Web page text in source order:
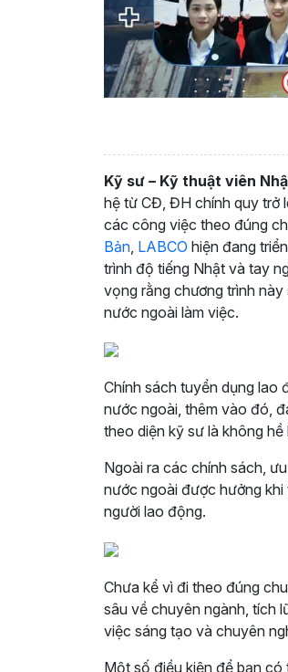
Kỹ sư – Kỹ thuật viên
hệ từ CĐ, ĐH chính quy trở
các công việc theo đúng
Bản LABCO hiện đang
trình độ tiếng Nhật và tay
vọng rằng chương trình
nước ngoài làm việc.
Chính sách tuyển dụng lao
nước ngoài, thêm vào đó,
theo diện kỹ sư là không hề
Ngoài ra các chính sách,
nước ngoài được hưởng
người lao động.
Chưa kể vì đi theo đúng
sâu về chuyên ngành, tích
việc sáng tạo và chuyên
Một số điều kiện để bạn